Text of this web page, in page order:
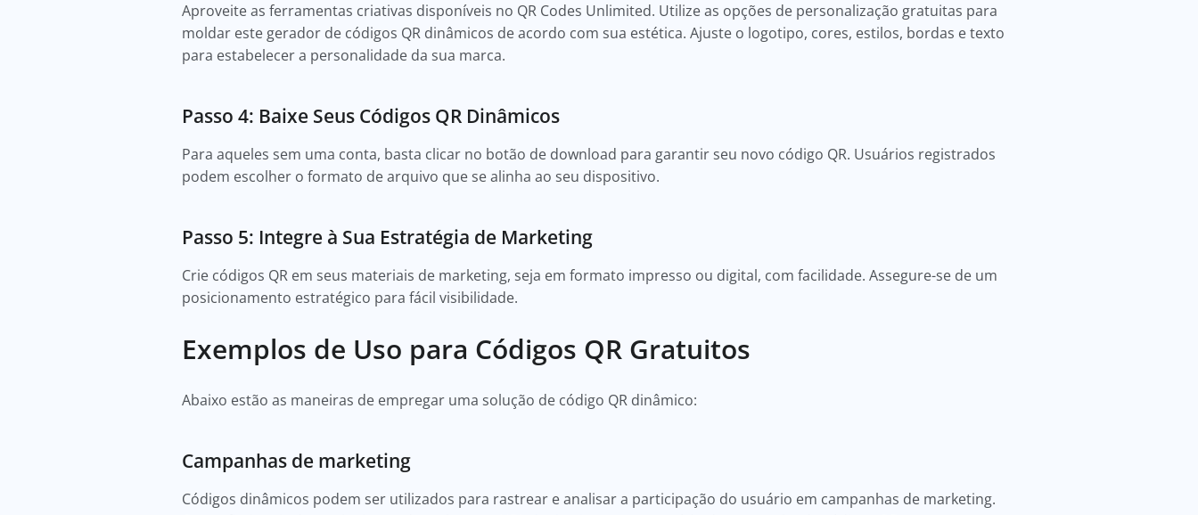
Aproveite as ferramentas criativas disponíveis no QR Codes Unlimited. Utilize as opções de personalização gratuitas para
moldar este gerador de códigos QR dinâmicos de acordo com sua estética. Ajuste o logotipo, cores, estilos, bordas e texto
para estabelecer a personalidade da sua marca.
Passo 4: Baixe Seus Códigos QR Dinâmicos
Para aqueles sem uma conta, basta clicar no botão de download para garantir seu novo código QR. Usuários registrados
podem escolher o formato de arquivo que se alinha ao seu dispositivo.
Passo 5: Integre à Sua Estratégia de Marketing
Crie códigos QR em seus materiais de marketing, seja em formato impresso ou digital, com facilidade. Assegure-se de um
posicionamento estratégico para fácil visibilidade.
Exemplos de Uso para Códigos QR Gratuitos
Abaixo estão as maneiras de empregar uma solução de código QR dinâmico:
Campanhas de marketing
Códigos dinâmicos podem ser utilizados para rastrear e analisar a participação do usuário em campanhas de marketing.